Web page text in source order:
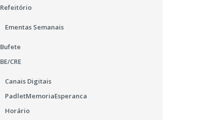
Refeitório
Ementas Semanais
Bufete
BE/CRE
Canais Digitais
PadletMemoriaEsperanca
Horário
11
FEV
2016
Dia dos Afetos
Momento do abraço/elogio